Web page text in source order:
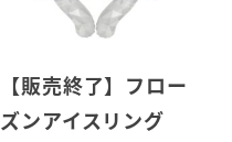
【販売終了】フロー
ズンアイスリング